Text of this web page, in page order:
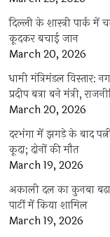
दिल्ली के शास्त्री पार्क
कूदकर बचाई जान
March 20, 2026
धामी मंत्रिमंडल विस्तार:
प्रदीप बत्रा बने मंत्री,
March 20, 2026
दरभंगा में झगड़े के बाद
कूदा; दोनों की मौत
March 19, 2026
अकाली दल का कुनबा
पार्टी में किया शामिल
March 19, 2026